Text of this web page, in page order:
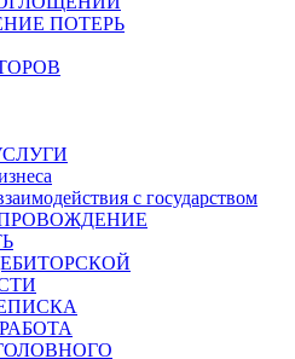
ПОТЕРЬ
с государством